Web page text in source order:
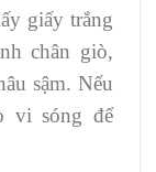
giấy trắng
chân giò,
sậm. Nếu
vi sóng để